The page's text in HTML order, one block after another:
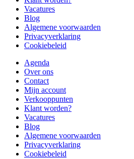
Vacatures
Blog
Algemene voorwaarden
Privacyverklaring
Cookiebeleid
Agenda
Over ons
Contact
Mijn account
Verkooppunten
Klant worden?
Vacatures
Blog
Algemene voorwaarden
Privacyverklaring
Cookiebeleid